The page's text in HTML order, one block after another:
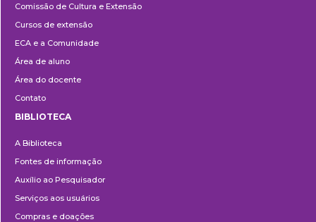
e
Extensão
Comissão de Cultura e Extensão
Cursos de extensão
ECA e a Comunidade
Área de aluno
Área do docente
Contato
BIBLIOTECA
A Biblioteca
Fontes de informação
Auxílio ao Pesquisador
Serviços aos usuários
Compras e doações